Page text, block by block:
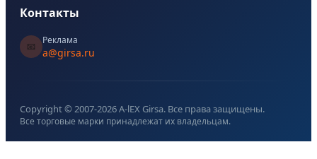
Контакты
📧
Реклама
a@girsa.ru
Copyright © 2007-2026A-lEX Girsa. Все права защищены.
Все торговые марки принадлежат их владельцам.